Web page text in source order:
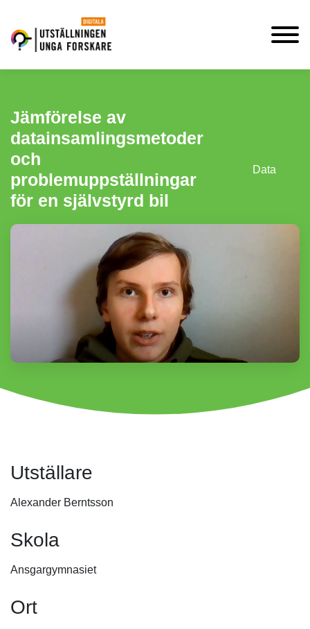
Jämförelse av
datainsamlingsmetoder
och
problemuppställningar
för en självstyrd bil
Data
Utställare
Alexander Berntsson
Skola
Ansgargymnasiet
Ort